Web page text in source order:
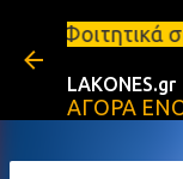
σπίτια προς
LAKONES.gr
ΑΓΟΡΑ